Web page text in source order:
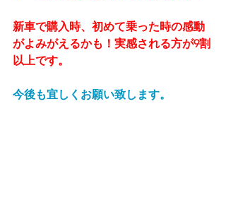
新車で購入時、初めて乗った時の感動
がよみがえるかも！実感される方が9割
以上です。
今後も宜しくお願い致します。